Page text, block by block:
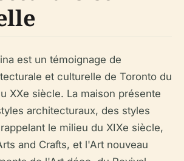
est un témoignage de
et culturelle de Toronto du
XXe siècle. La maison présente
architecturaux, des styles
le milieu du XIXe siècle,
and Crafts, et l'Art nouveau